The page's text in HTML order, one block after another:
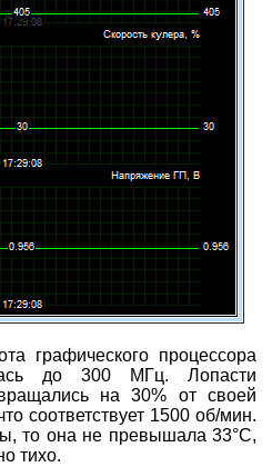
графического процессора
до 300 МГц. Лопасти
на 30% от своей
соответствует 1500 об/мин.
то она не превышала 33°С,
тихо.